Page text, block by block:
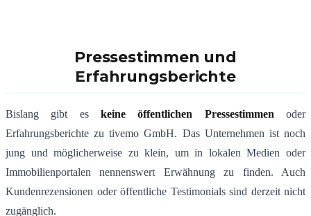
Pressestimmen und
Erfahrungsberichte
Bislang gibt es keine öffentlichen Pressestimmen oder
Erfahrungsberichte zu tivemo GmbH. Das Unternehmen ist noch
jung und möglicherweise zu klein, um in lokalen Medien oder
Immobilienportalen nennenswert Erwähnung zu finden. Auch
Kundenrezensionen oder öffentliche Testimonials sind derzeit nicht
zugänglich.